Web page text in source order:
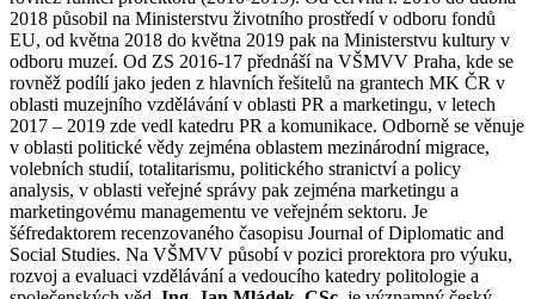
2018 působil na Ministerstvu životního prostředí v odboru fondů
EU, od května 2018 do května 2019 pak na Ministerstvu kultury v
odboru muzeí. Od ZS 2016-17 přednáší na VŠMVV Praha, kde se
rovněž podílí jako jeden z hlavních řešitelů na grantech MK ČR v
oblasti muzejního vzdělávání v oblasti PR a marketingu, v letech
2017 – 2019 zde vedl katedru PR a komunikace. Odborně se věnuje
v oblasti politické vědy zejména oblastem mezinárodní migrace,
volebních studií, totalitarismu, politického stranictví a policy
analysis, v oblasti veřejné správy pak zejména marketingu a
marketingovému managementu ve veřejném sektoru. Je
šéfredaktorem recenzovaného časopisu Journal of Diplomatic and
Social Studies. Na VŠMVV působí v pozici prorektora pro výuku,
rozvoj a evaluaci vzdělávání a vedoucího katedry politologie a